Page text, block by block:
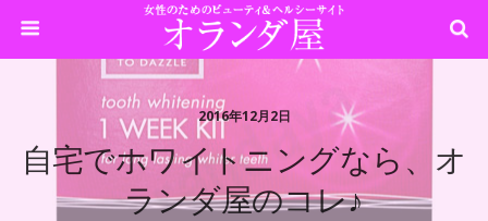
2016年12月2日
自宅でホワイトニングなら、オ
ランダ屋のコレ♪